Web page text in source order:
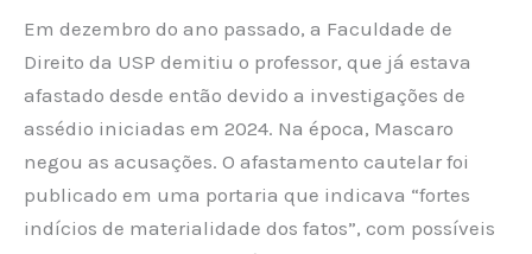
Em dezembro do ano passado, a Faculdade de
Direito da USP demitiu o professor, que já estava
afastado desde então devido a investigações de
assédio iniciadas em 2024. Na época, Mascaro
negou as acusações. O afastamento cautelar foi
publicado em uma portaria que indicava “fortes
indícios de materialidade dos fatos”, com possíveis